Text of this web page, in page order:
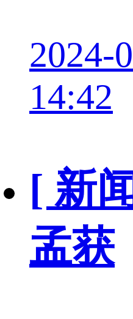
2024-
14:42
[ 新
孟获